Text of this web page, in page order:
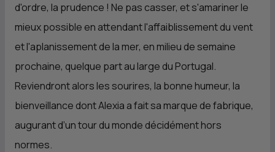
d'ordre, la prudence ! Ne pas casser, et s'amariner le
mieux possible en attendant l'affaiblissement du vent
et l'aplanissement de la mer, en milieu de semaine
prochaine, quelque part au large du Portugal.
Reviendront alors les sourires, la bonne humeur, la
bienveillance dont Alexia a fait sa marque de fabrique,
augurant d’un tour du monde décidément hors
normes.